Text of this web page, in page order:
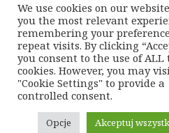
We use cookies on our
you the most relevant
remembering your
repeat visits. By clicking
you consent to the use of ALL
cookies. However, you may
"Cookie Settings" to provide a
controlled consent.
Opcje Akceptuj